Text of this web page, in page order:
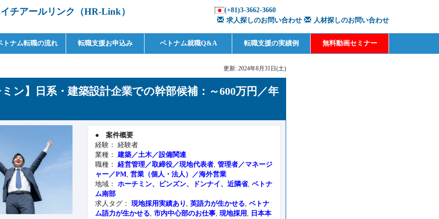
チアールリンク（HR-Link）
(+81)3-3662-3660
求人探しのお問い合わせ
人材探しのお問い合わせ
トナム転職の流れ 転職支援お申込み ベトナム就職Q&A 転職支援の実績例 無料動画セミナー
更新: 2024年8月31日(土)
ン】日系・建築設計企業での幹部候補：～600万円／年
●案件概要
経験： 経験者
業種：建築／土木／設備関連
職種：経営管理／取締役／現地代表者,管理者／マネージ
ャー／PM,営業（個人・法人）／海外営業
地域：ホーチミン、ビンズン、ドンナイ、近隣省,ベトナ
ム南部
求人タグ：現地採用実績あり ,英語力が生かせる,ベトナ
ム語力が生かせる,市内中心部のお仕事,現地採用 , 日本本